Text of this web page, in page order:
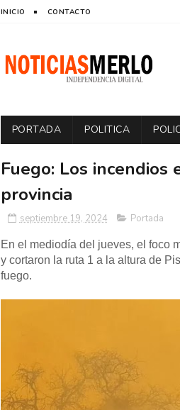
INICIO CONTACTO
PORTADA POLITICA
Fuego: Los
provincia
septiembre 19, 2024 Portada
En el mediodía del jueves, el foco
y cortaron la ruta 1 a la altura de
fuego.